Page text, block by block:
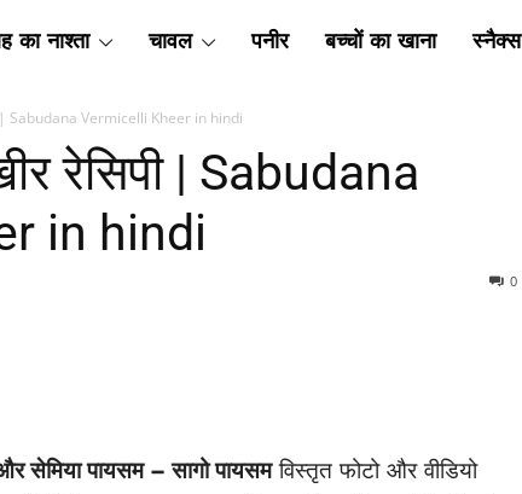
का नाश्ता चावल पनीर बच्चों का खाना स्नैक्स
| Sabudana Vermicelli Kheer in hindi
रेसिपी | Sabudana
in hindi
0
और सेमिया पायसम – सागो पायसमविस्तृत फोटो और वीडियो